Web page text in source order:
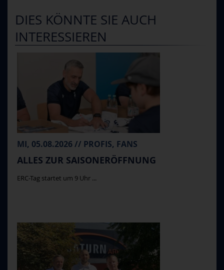
DIES KÖNNTE SIE AUCH
INTERESSIEREN
MI, 05.08.2026 // PROFIS, FANS
ALLES ZUR SAISONERÖFFNUNG
ERC-Tag startet um 9 Uhr ...